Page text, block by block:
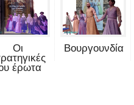
Οι
έρωτα
Βουργουνδία